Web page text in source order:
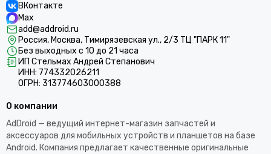
ВКонтакте
Max
add@addroid.ru
Россия, Москва, Тимирязевская ул., 2/3 ТЦ "ПАРК 11"
Без выходных с 10 до 21 часа
ИП Стельмах Андрей Степанович
ИНН: 774332026211
ОГРН: 313774603000388
О компании
AdDroid — ведущий интернет-магазин запчастей и
аксессуаров для мобильных устройств и планшетов на базе
Android. Компания предлагает качественные оригинальные